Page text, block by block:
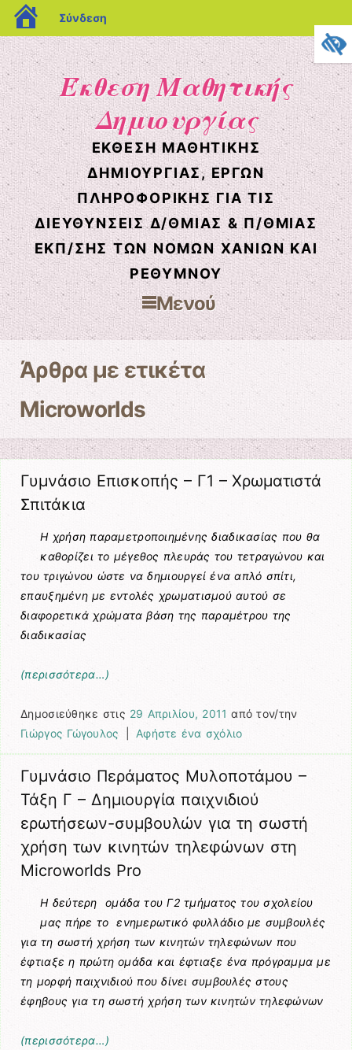
blogs.sch.gr
Σύνδεση
Έκθεση Μαθητικής
Δημιουργίας
ΈΚΘΕΣΗ ΜΑΘΗΤΙΚΉΣ
ΔΗΜΙΟΥΡΓΊΑΣ, ΈΡΓΩΝ
ΠΛΗΡΟΦΟΡΙΚΉΣ ΓΙΑ ΤΙΣ
ΔΙΕΥΘΎΝΣΕΙΣ Δ/ΘΜΙΑΣ & Π/ΘΜΙΑΣ
ΕΚΠ/ΣΗΣ ΤΩΝ ΝΟΜΏΝ ΧΑΝΊΩΝ ΚΑΙ
ΡΕΘΎΜΝΟΥ
Μενού
Μετάβαση στο περιεχόμενο
Άρθρα με ετικέτα
Microworlds
Γυμνάσιο Επισκοπής – Γ1 – Χρωματιστά
Σπιτάκια
Η χρήση παραμετροποιημένης διαδικασίας που θα
καθορίζει το μέγεθος πλευράς του τετραγώνου και
του τριγώνου ώστε να δημιουργεί ένα απλό σπίτι,
επαυξημένη με εντολές χρωματισμού αυτού σε
διαφορετικά χρώματα βάση της παραμέτρου της
διαδικασίας
(περισσότερα…)
Δημοσιεύθηκε στις 29 Απριλίου, 2011 από τον/την
Γιώργος Γώγουλος
Αφήστε ένα σχόλιο
Γυμνάσιο Περάματος Μυλοποτάμου –
Τάξη Γ – Δημιουργία παιχνιδιού
ερωτήσεων-συμβουλών για τη σωστή
χρήση των κινητών τηλεφώνων στη
Microworlds Pro
Η δεύτερη ομάδα του Γ2 τμήματος του σχολείου
μας πήρε το ενημερωτικό φυλλάδιο με συμβουλές
για τη σωστή χρήση των κινητών τηλεφώνων που
έφτιαξε η πρώτη ομάδα και έφτιαξε ένα πρόγραμμα με
τη μορφή παιχνιδιού που δίνει συμβουλές στους
έφηβους για τη σωστή χρήση των κινητών τηλεφώνων
(περισσότερα…)